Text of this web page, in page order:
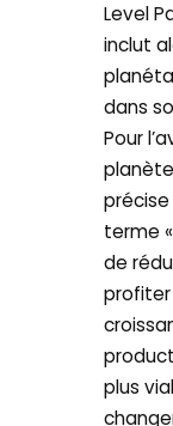
Level
inclut
dans
Pour
terme
de
profiter
plus